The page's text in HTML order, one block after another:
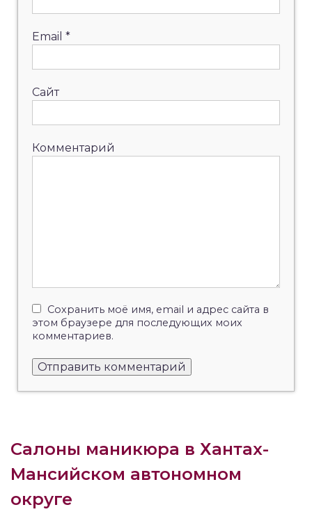
Email *
Сайт
Комментарий
Сохранить моё имя, email и адрес сайта в
этом браузере для последующих моих
комментариев.
Салоны маникюра в Хантах-
Мансийском автономном
округе